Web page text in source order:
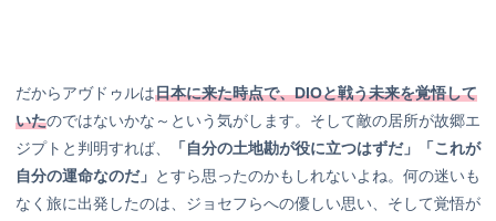
だからアヴドゥルは日本に来た時点で、DIOと戦う未来を覚悟して
いたのではないかな～という気がします。そして敵の居所が故郷エ
ジプトと判明すれば、
「自分の土地勘が役に立つはずだ」「これが
自分の運命なのだ」 とすら思ったのかもしれないよね。何の迷いも
なく旅に出発したのは、ジョセフらへの優しい思い、そして覚悟が